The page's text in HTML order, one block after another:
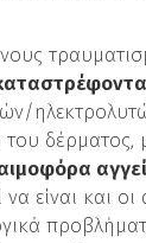
είναι και